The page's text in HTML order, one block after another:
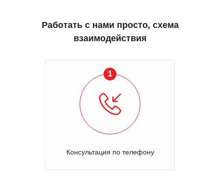
Работать с нами просто, схема
взаимодействия
1
Консультация по телефону